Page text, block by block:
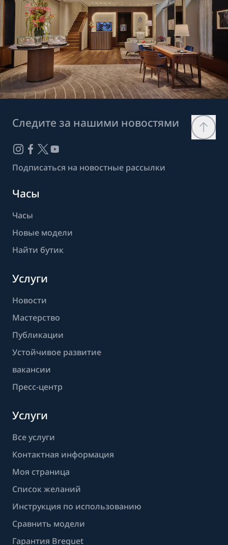
Следите за нашими новостями
Подписаться на новостные рассылки
Часы
Часы
Новые модели
Найти бутик
Услуги
Новости
Мастерство
Публикации
Устойчивое развитие
вакансии
Пресс-центр
Услуги
Все услуги
Контактная информация
Моя страница
Список желаний
Инструкция по использованию
Сравнить модели
Гарантия Breguet